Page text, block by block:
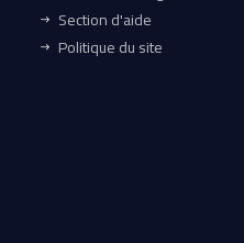
Section d'aide
Politique du site